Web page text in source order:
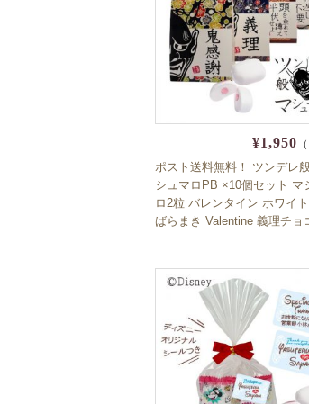
¥1,950
ポスト送料無料！ ツンデレ
シュマロPB ×10個セット マ
ロ2粒 バレンタイン ホワイ
ばらまき Valentine 義理チョ